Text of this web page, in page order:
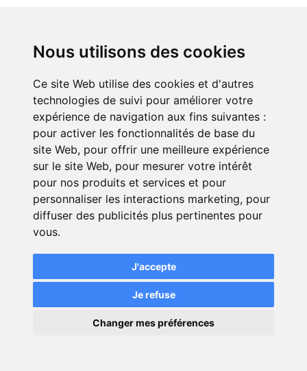
Nous utilisons des cookies
Ce site Web utilise des cookies et d'autres
technologies de suivi pour améliorer votre
expérience de navigation aux fins suivantes :
pour activer les fonctionnalités de base du
site Web, pour offrir une meilleure expérience
sur le site Web, pour mesurer votre intérêt
pour nos produits et services et pour
personnaliser les interactions marketing, pour
diffuser des publicités plus pertinentes pour
vous.
J'accepte
Je refuse
Changer mes préférences
d'applications pour suivre le
kilométrage. Cela peut être perçu
comme une intrusion dans la vie
privée.
La gestion des données recueillies
par les assureurs peut soulever des
préoccupations en matière de
confidentialité et de sécurité.
Le risque de frais supplémentaires
en sous-estimant le kilométrage et
celui de la majoration de primes en
cas de dépassements fréquents
demande réflexion.
La complexité de la gestion par
l'ajustement constant du